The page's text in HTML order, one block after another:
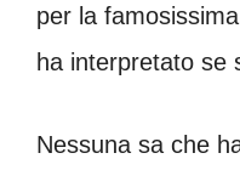
per la
ha interpretato se
Nessuna sa che